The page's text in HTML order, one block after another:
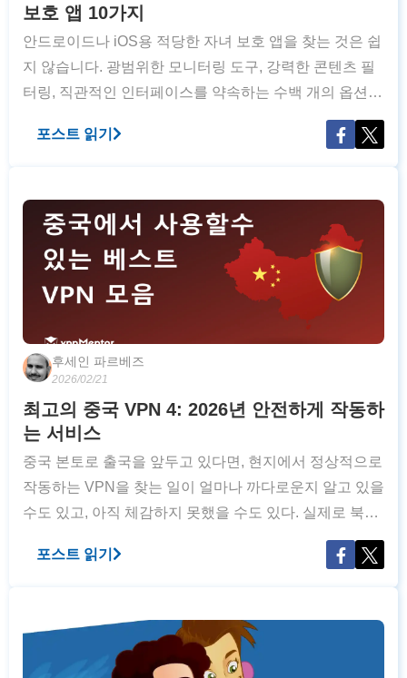
보호 앱 10가지
안드로이드나 iOS용 적당한 자녀 보호 앱을 찾는 것은 쉽
지 않습니다. 광범위한 모니터링 도구, 강력한 콘텐츠 필
터링, 직관적인 인터페이스를 약속하는 수백 개의 옵션이
있습니다. 하지만 어떻게 자녀의 데이터를 안전하게 보호
할 수 있다고 믿을 수 있을까요? 최고의 자녀 보호 앱: 전
포스트 읽기
후세인 파르베즈
2026/02/21
최고의 중국 VPN 4: 2026년 안전하게 작동하
는 서비스
중국 본토로 출국을 앞두고 있다면, 현지에서 정상적으로
작동하는 VPN을 찾는 일이 얼마나 까다로운지 알고 있을
수도 있고, 아직 체감하지 못했을 수도 있다. 실제로 북경
이나 상해에 도착한 뒤 VPN을 다운로드하지 못해, 갑자
기 왓츠앱, 지메일, 인스타그램은 물론 구글 관련 서비스
포스트 읽기